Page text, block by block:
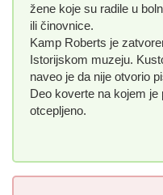
žene koje su radile u
ili činovnice.
Kamp Roberts je
Istorijskom muzeju.
naveo je da nije otvorio
Deo koverte na kojem
otcepljeno.